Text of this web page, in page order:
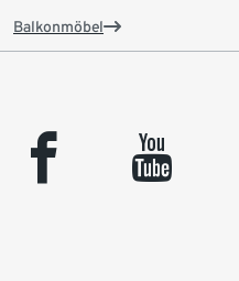
Balkonmöbel
facebook youtube